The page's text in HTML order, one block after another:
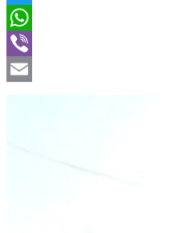
Twitter
WhatsApp
Viber